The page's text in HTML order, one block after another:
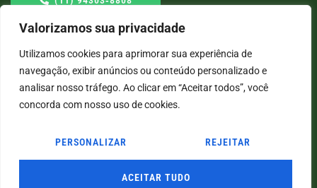
Valorizamos sua privacidade
Utilizamos cookies para aprimorar sua experiência de
navegação, exibir anúncios ou conteúdo personalizado e
analisar nosso tráfego. Ao clicar em “Aceitar todos”, você
concorda com nosso uso de cookies.
PERSONALIZAR REJEITAR
ACEITAR TUDO
© COPYRIGHT2026→ LABORATÓRIO SÃO VICENTE → POR: CONEKI - SOLUÇÕES DIGITAIS |